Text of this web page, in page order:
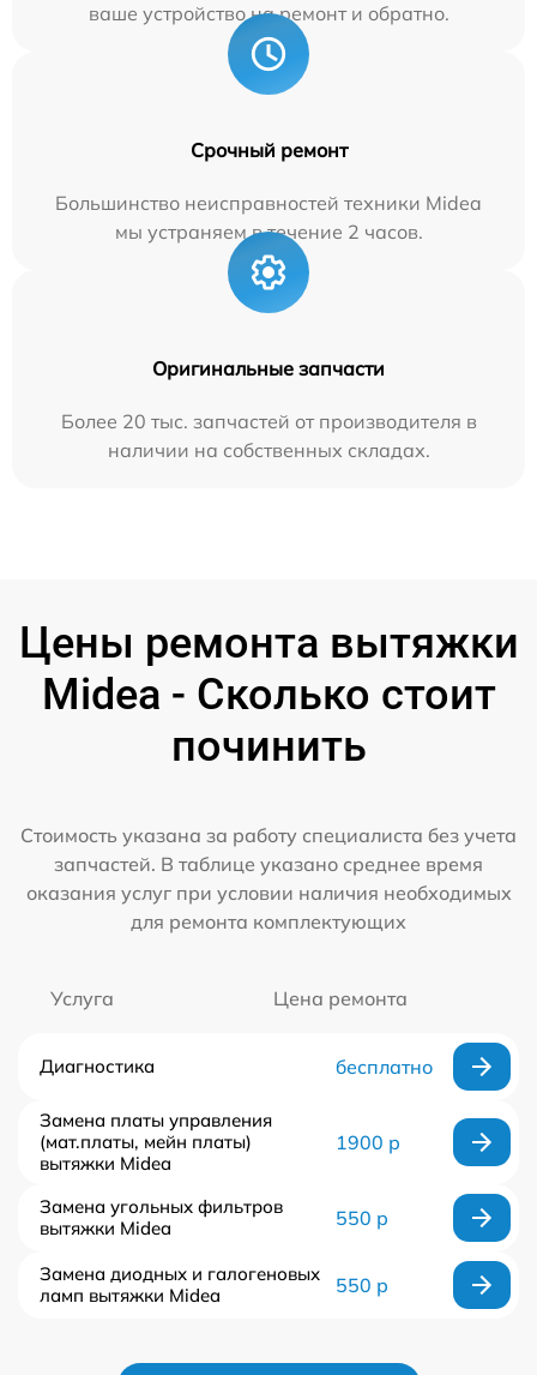
ваше устройство на ремонт и обратно.
Срочный ремонт
Большинство неисправностей техники Midea
мы устраняем в течение 2 часов.
Оригинальные запчасти
Более 20 тыс. запчастей от производителя в
наличии на собственных складах.
Цены ремонта вытяжки
Midea - Сколько стоит
починить
Стоимость указана за работу специалиста без учета
запчастей. В таблице указано среднее время
оказания услуг при условии наличия необходимых
для ремонта комплектующих
Услуга Цена ремонта
Диагностика бесплатно
Замена платы управления
(мат.платы, мейн платы)
вытяжки Midea
1900 р
Замена угольных фильтров
вытяжки Midea
550 р
Замена диодных и галогеновых
ламп вытяжки Midea
550 р